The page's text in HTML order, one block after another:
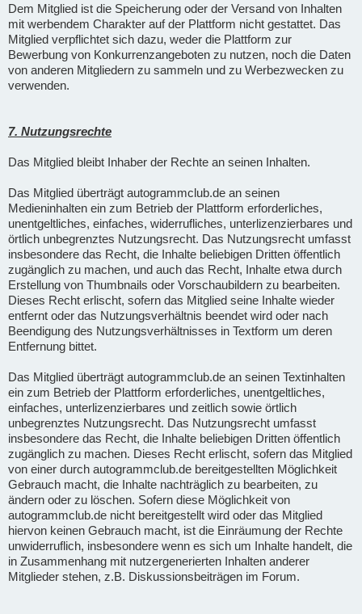
Dem Mitglied ist die Speicherung oder der Versand von Inhalten
mit werbendem Charakter auf der Plattform nicht gestattet. Das
Mitglied verpflichtet sich dazu, weder die Plattform zur
Bewerbung von Konkurrenzangeboten zu nutzen, noch die Daten
von anderen Mitgliedern zu sammeln und zu Werbezwecken zu
verwenden.
7. Nutzungsrechte
Das Mitglied bleibt Inhaber der Rechte an seinen Inhalten.
Das Mitglied überträgt autogrammclub.de an seinen
Medieninhalten ein zum Betrieb der Plattform erforderliches,
unentgeltliches, einfaches, widerrufliches, unterlizenzierbares und
örtlich unbegrenztes Nutzungsrecht. Das Nutzungsrecht umfasst
insbesondere das Recht, die Inhalte beliebigen Dritten öffentlich
zugänglich zu machen, und auch das Recht, Inhalte etwa durch
Erstellung von Thumbnails oder Vorschaubildern zu bearbeiten.
Dieses Recht erlischt, sofern das Mitglied seine Inhalte wieder
entfernt oder das Nutzungsverhältnis beendet wird oder nach
Beendigung des Nutzungsverhältnisses in Textform um deren
Entfernung bittet.
Das Mitglied überträgt autogrammclub.de an seinen Textinhalten
ein zum Betrieb der Plattform erforderliches, unentgeltliches,
einfaches, unterlizenzierbares und zeitlich sowie örtlich
unbegrenztes Nutzungsrecht. Das Nutzungsrecht umfasst
insbesondere das Recht, die Inhalte beliebigen Dritten öffentlich
zugänglich zu machen. Dieses Recht erlischt, sofern das Mitglied
von einer durch autogrammclub.de bereitgestellten Möglichkeit
Gebrauch macht, die Inhalte nachträglich zu bearbeiten, zu
ändern oder zu löschen. Sofern diese Möglichkeit von
autogrammclub.de nicht bereitgestellt wird oder das Mitglied
hiervon keinen Gebrauch macht, ist die Einräumung der Rechte
unwiderruflich, insbesondere wenn es sich um Inhalte handelt, die
in Zusammenhang mit nutzergenerierten Inhalten anderer
Mitglieder stehen, z.B. Diskussionsbeiträgen im Forum.